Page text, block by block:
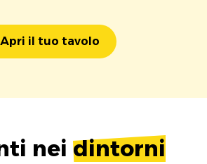
Apri il tuo tavolo
nei dintorni